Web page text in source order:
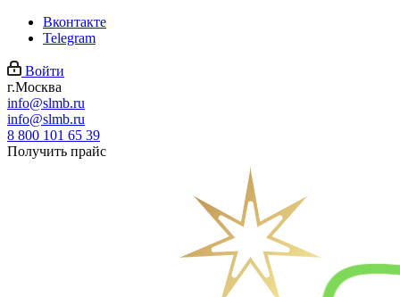
Вконтакте
Telegram
Войти
г.Москва
info@slmb.ru
info@slmb.ru
8 800 101 65 39
Получить прайс